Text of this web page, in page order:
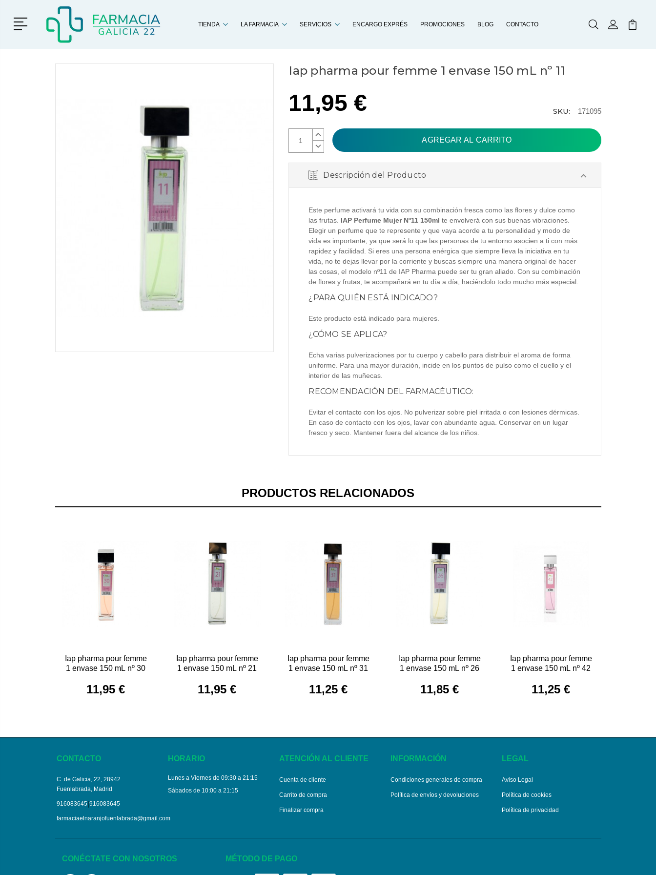
Menú TIENDA LA FARMACIA SERVICIOS ENCARGO EXPRÉS PROMOCIONES BLOG CONTACTO BuscarMi Cuenta
Mi
Iap pharma pour femme 1 envase 150 mL nº 11
11,95 €
AUMENTAR
CANTIDAD:
DISMINUIR
CANTIDAD:
SKU: 171095
Descripción del Producto
Este perfume activará tu vida con su combinación fresca como las flores y dulce como
las frutas. IAP Perfume Mujer Nº11 150ml te envolverá con sus buenas vibraciones.
Elegir un perfume que te represente y que vaya acorde a tu personalidad y modo de
vida es importante, ya que será lo que las personas de tu entorno asocien a ti con más
rapidez y facilidad. Si eres una persona enérgica que siempre lleva la iniciativa en tu
vida, no te dejas llevar por la corriente y buscas siempre una manera original de hacer
las cosas, el modelo nº11 de IAP Pharma puede ser tu gran aliado. Con su combinación
de flores y frutas, te acompañará en tu día a día, haciéndolo todo mucho más especial.
¿PARA QUIÉN ESTÁ INDICADO?
Este producto está indicado para mujeres.
¿CÓMO SE APLICA?
Echa varias pulverizaciones por tu cuerpo y cabello para distribuir el aroma de forma
uniforme. Para una mayor duración, incide en los puntos de pulso como el cuello y el
interior de las muñecas.
RECOMENDACIÓN DEL FARMACÉUTICO:
Evitar el contacto con los ojos. No pulverizar sobre piel irritada o con lesiones dérmicas.
En caso de contacto con los ojos, lavar con abundante agua. Conservar en un lugar
fresco y seco. Mantener fuera del alcance de los niños.
PRODUCTOS RELACIONADOS
Iap pharma pour femme
1 envase 150 mL nº 30
11,95 €
Iap pharma pour femme
1 envase 150 mL nº 21
11,95 €
Iap pharma pour femme
1 envase 150 mL nº 31
11,25 €
Iap pharma pour femme
1 envase 150 mL nº 26
11,85 €
Iap pharma pour femme
1 envase 150 mL nº 42
11,25 €
CONTACTO
C. de Galicia, 22, 28942
Fuenlabrada, Madrid
916083645|916083645
farmaciaelnaranjofuenlabrada@gmail.com
HORARIO
Lunes a Viernes de 09:30 a 21:15
Sábados de 10:00 a 21:15
ATENCIÓN AL CLIENTE
Cuenta de cliente
Carrito de compra
Finalizar compra
INFORMACIÓN
Condiciones generales de compra
Política de envíos y devoluciones
LEGAL
Aviso Legal
Política de cookies
Política de privacidad
CONÉCTATE CON NOSOTROS MÉTODO DE PAGO